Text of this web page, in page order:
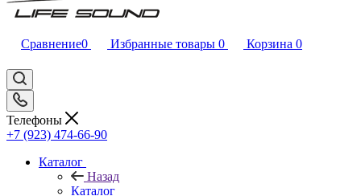
Сравнение0 Избранные товары 0 Корзина 0
Телефоны
+7 (923) 474-66-90
Каталог
Назад
Каталог